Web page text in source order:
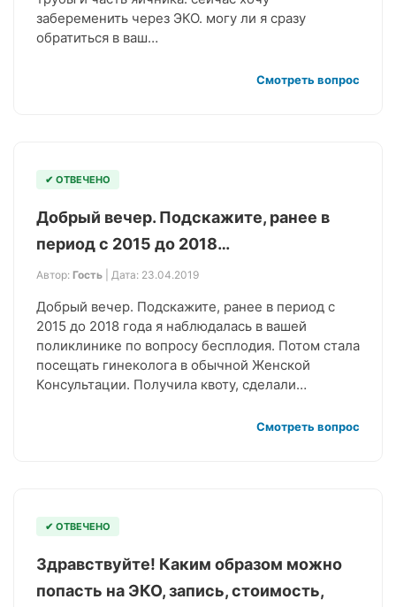
забеременить через ЭКО. могу ли я сразу
обратиться в ваш…
Смотреть вопрос
✔ ОТВЕЧЕНО
Добрый вечер. Подскажите, ранее в
период с 2015 до 2018…
Автор: Гость | Дата: 23.04.2019
Добрый вечер. Подскажите, ранее в период с
2015 до 2018 года я наблюдалась в вашей
поликлинике по вопросу бесплодия. Потом стала
посещать гинеколога в обычной Женской
Консультации. Получила квоту, сделали…
Смотреть вопрос
✔ ОТВЕЧЕНО
Здравствуйте! Каким образом можно
попасть на ЭКО, запись, стоимость,